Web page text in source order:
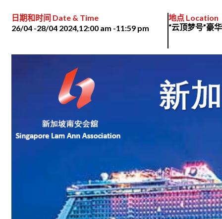
日期和时间 Date & Time
26/04 -28/04 2024, 12:00 am -11:59 pm
地点 Location
“云顶梦号”豪